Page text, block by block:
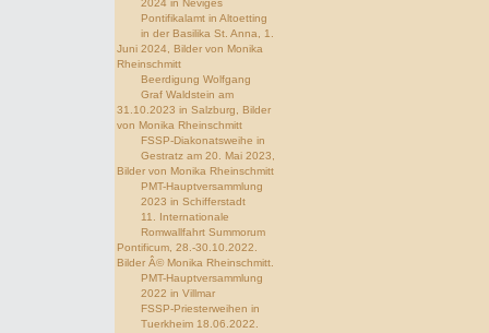
2024 in Neviges
Pontifikalamt in Altoetting
in der Basilika St. Anna, 1.
Juni 2024, Bilder von Monika
Rheinschmitt
Beerdigung Wolfgang
Graf Waldstein am
31.10.2023 in Salzburg, Bilder
von Monika Rheinschmitt
FSSP-Diakonatsweihe in
Gestratz am 20. Mai 2023,
Bilder von Monika Rheinschmitt
PMT-Hauptversammlung
2023 in Schifferstadt
11. Internationale
Romwallfahrt Summorum
Pontificum, 28.-30.10.2022.
Bilder Â© Monika Rheinschmitt.
PMT-Hauptversammlung
2022 in Villmar
FSSP-Priesterweihen in
Tuerkheim 18.06.2022.